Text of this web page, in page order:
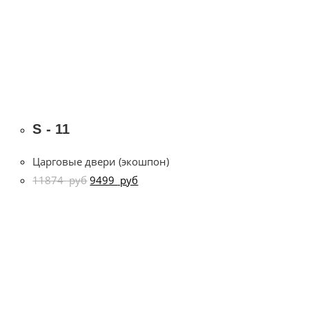
S - 11
Царговые двери (экошпон)
11874руб 9499 руб